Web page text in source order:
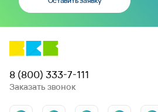
8 (800) 333-7-111
Заказать звонок